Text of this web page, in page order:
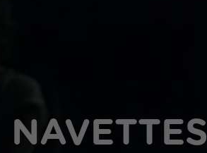
NAVETTES